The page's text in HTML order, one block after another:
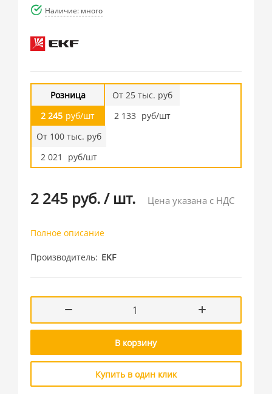
Наличие: много
Розница
2 245 руб/шт
От 25 тыс. руб
2 133 руб/шт
От 100 тыс. руб
2 021
руб/шт
2 245 руб./ шт. Цена указана с НДС
Полное описание
Производитель EKF
В корзину
Купить в один клик